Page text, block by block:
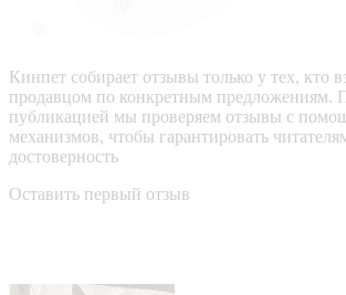
Кинпет собирает отзывы только у тех, кто
продавцом по конкретным предложениям.
публикацией мы проверяем отзывы с
механизмов, чтобы гарантировать
достоверность
Оставить первый отзыв